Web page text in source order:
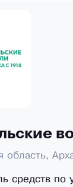
область,
средств по